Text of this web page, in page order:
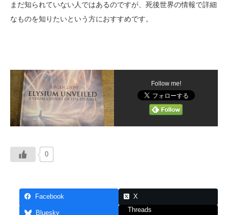
まだ知られていない人ではあるのですが、死後世界の情報で詳細
なものを知りたいという方におすすめです。
Follow me!
0
Facebook X
Bluesky Threads